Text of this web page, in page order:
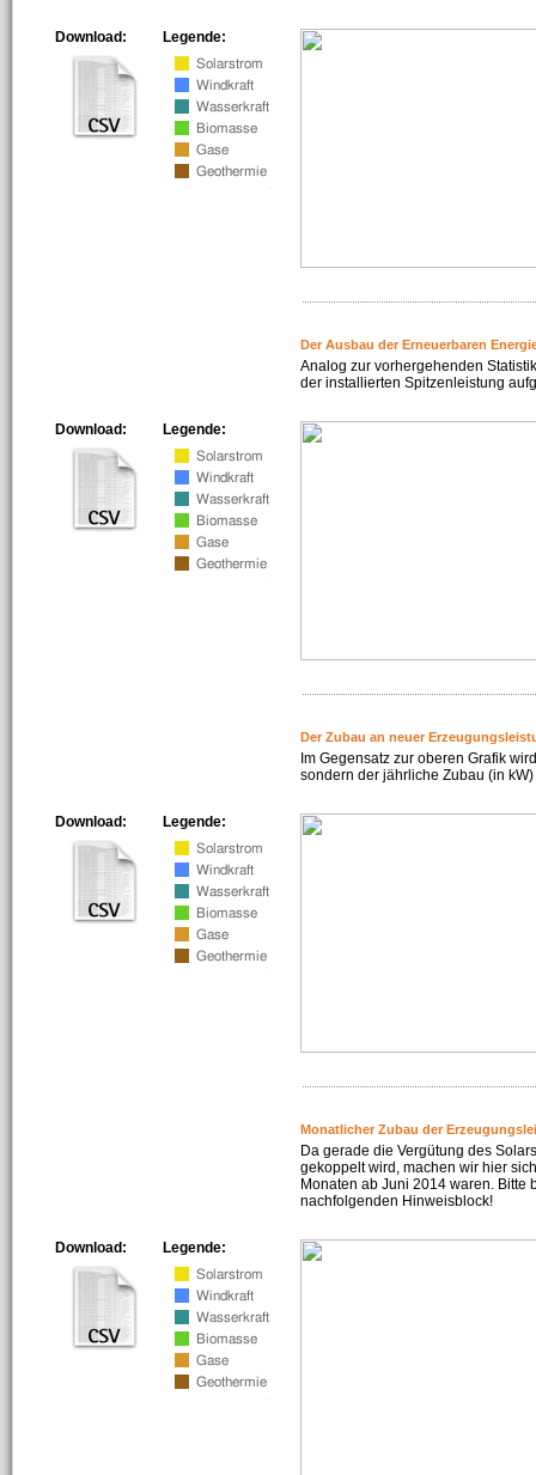
Legende:
Download:
Der Ausbau der Erneuerbaren
Analog zur vorhergehenden
der installierten Spitzenleistung
Legende:
Download:
Der Zubau an neuer
Im Gegensatz zur oberen Grafik
sondern der jährliche Zubau (in
Legende:
Download:
Monatlicher Zubau der
Da gerade die Vergütung des
gekoppelt wird, machen wir hier
Monaten ab Juni 2014 waren. Bitte
nachfolgenden Hinweisblock!
Legende:
Download: